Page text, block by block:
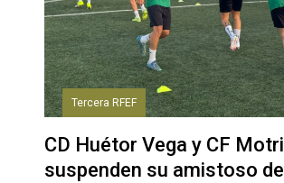
Tercera RFEF
CD Huétor Vega y CF Motril
suspenden su amistoso de